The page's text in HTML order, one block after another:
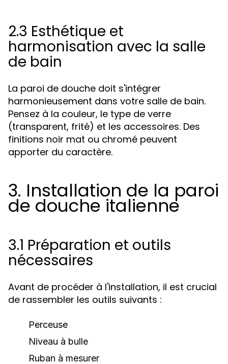
2.3 Esthétique et
harmonisation avec la salle
de bain
La paroi de douche doit s'intégrer
harmonieusement dans votre salle de bain.
Pensez à la couleur, le type de verre
(transparent, frité) et les accessoires. Des
finitions noir mat ou chromé peuvent
apporter du caractère.
3. Installation de la paroi
de douche italienne
3.1 Préparation et outils
nécessaires
Avant de procéder à l'installation, il est crucial
de rassembler les outils suivants :
Perceuse
Niveau à bulle
Ruban à mesurer